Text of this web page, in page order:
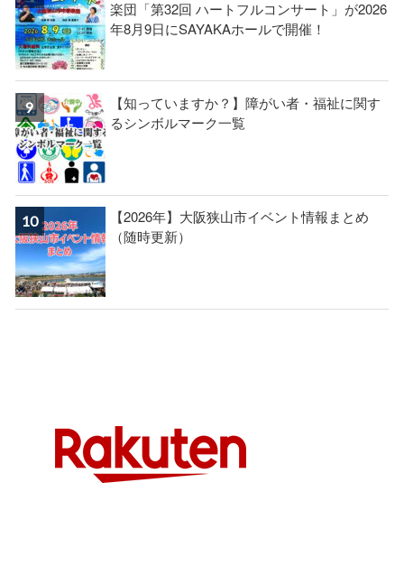
楽団「第32回 ハートフルコンサート」が2026
年8月9日にSAYAKAホールで開催！
【知っていますか？】障がい者・福祉に関す
るシンボルマーク一覧
【2026年】大阪狭山市イベント情報まとめ
（随時更新）